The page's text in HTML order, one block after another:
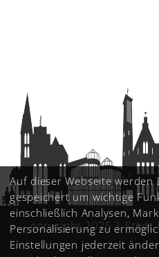
copyright 2025 | Stadt
Auf dieser Webseite werden
gespeichert um wichtige
einschließlich Analysen,
Personalisierung zu
Einstellungen jederzeit